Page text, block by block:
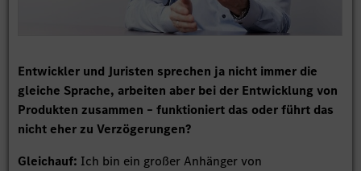
Entwickler und Juristen sprechen ja nicht immer die
gleiche Sprache, arbeiten aber bei der Entwicklung von
Produkten zusammen – funktioniert das oder führt das
nicht eher zu Verzögerungen?
Gleichauf: Ich bin ein großer Anhänger von